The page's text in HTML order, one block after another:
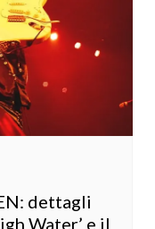
dettagli
Water’ e il